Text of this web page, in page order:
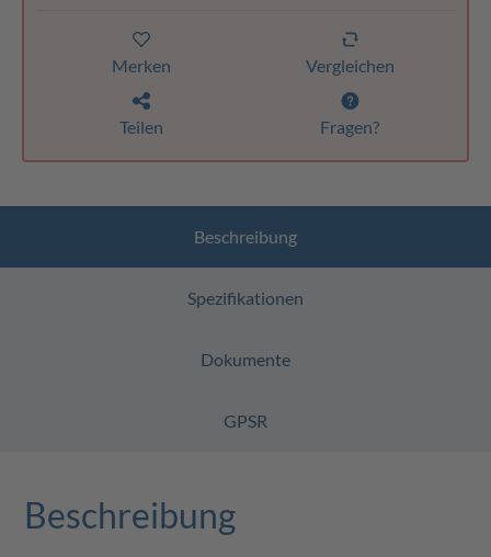
Merken Vergleichen
Teilen Fragen?
Beschreibung
Spezifikationen
Dokumente
GPSR
Beschreibung